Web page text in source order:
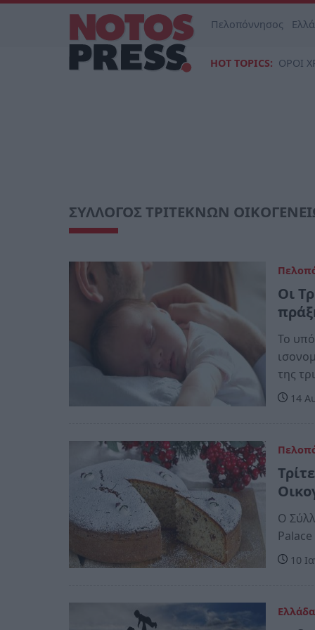
Πελοπόννησος
HOT TOPICS: ΟΡΟΙ
ΣΥΛΛΟΓΟΣ ΤΡΙΤΕΚΝΩΝ
Οι
Το
της
14
Ο
Palace
10
Ελλάδα